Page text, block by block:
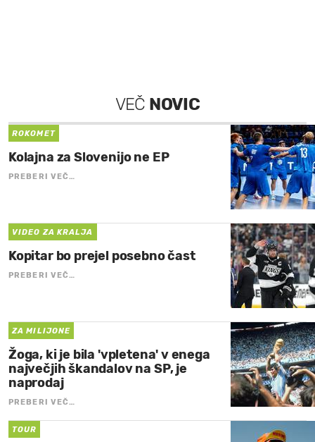
VEČ NOVIC
ROKOMET
Kolajna za Slovenijo ne EP
PREBERI VEČ…
VIDEO ZA KRALJA
Kopitar bo prejel posebno čast
PREBERI VEČ…
ZA MILIJONE
Žoga, ki je bila 'vpletena' v enega
največjih škandalov na SP, je
naprodaj
PREBERI VEČ…
TOUR